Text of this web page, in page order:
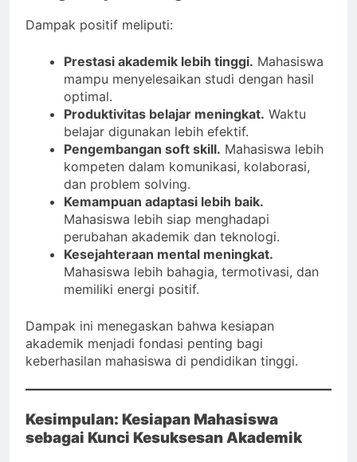
Dampak positif meliputi:
Prestasi akademik lebih tinggi. Mahasiswa
mampu menyelesaikan studi dengan hasil
optimal.
Produktivitas belajar meningkat. Waktu
belajar digunakan lebih efektif.
Pengembangan soft skill. Mahasiswa lebih
kompeten dalam komunikasi, kolaborasi,
dan problem solving.
Kemampuan adaptasi lebih baik.
Mahasiswa lebih siap menghadapi
perubahan akademik dan teknologi.
Kesejahteraan mental meningkat.
Mahasiswa lebih bahagia, termotivasi, dan
memiliki energi positif.
Dampak ini menegaskan bahwa kesiapan
akademik menjadi fondasi penting bagi
keberhasilan mahasiswa di pendidikan tinggi.
Kesimpulan: Kesiapan Mahasiswa
sebagai Kunci Kesuksesan Akademik